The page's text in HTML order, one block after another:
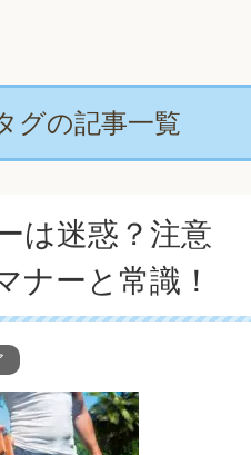
グの記事一覧
は迷惑？注意
ナーと常識！